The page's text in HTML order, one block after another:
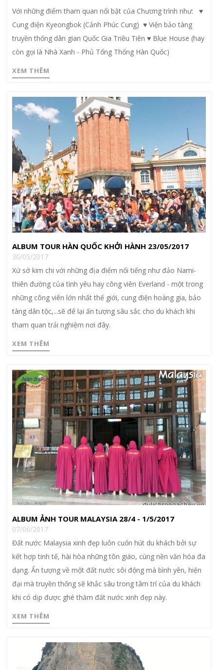
Với những điểm tham quan nổi bật của Chương trình như: ♥
Cung điện Kyeongbok (Cảnh Phúc Cung) ♥ Viện bảo tàng
truyền thống dân gian Quốc Gia Triều Tiên ♥ Blue House (hay
còn gọi là Nhà Xanh - Phủ Tổng Thống Hàn Quốc)
XEM THÊM
ALBUM TOUR HÀN QUỐC KHỞI HÀNH 23/05/2017
30/05/2017
Xứ sở kim chi với những địa điểm nổi tiếng như đảo Nami-
thiên đường của tình yêu hay công viên Everland - một trong
những công viên lớn nhất thế giới, cung điện hoàng gia, bảo
tàng dân tộc,...sẽ để lại ấn tượng sâu sắc cho du khách khi
tham quan trải nghiệm nơi đây.
XEM THÊM
ALBUM ẢNH TOUR MALAYSIA 28/4 - 1/5/2017
07/06/2017
Đất nước Malaysia xinh đẹp luôn cuốn hút du khách bởi sự
kết hợp tinh tế, hài hòa những tôn giáo, cùng nền văn hóa đa
dạng. Ấn tượng về một đất nước sôi động mà bình yên, hiện
đại mà truyền thống sẽ khắc sâu trong tâm trí của du khách
khi có dịp được ghé thăm đất nước xinh đẹp này.
XEM THÊM